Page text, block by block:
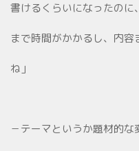
書けるくらいになったの
まで時間がかかるし、内
ね」
－テーマというか題材的な